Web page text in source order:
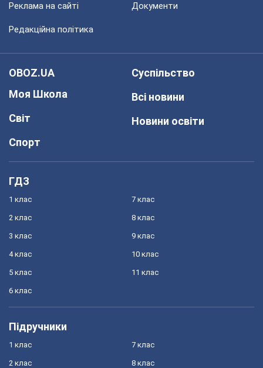
Реклама на сайті Документи
Редакційна політика
OBOZ.UA
Моя Школа
Світ
Спорт
Суспільство
Всі новини
Новини освіти
ГДЗ
1 клас
2 клас
3 клас
4 клас
5 клас
6 клас
7 клас
8 клас
9 клас
10 клас
11 клас
Підручники
1 клас
2 клас
7 клас
8 клас